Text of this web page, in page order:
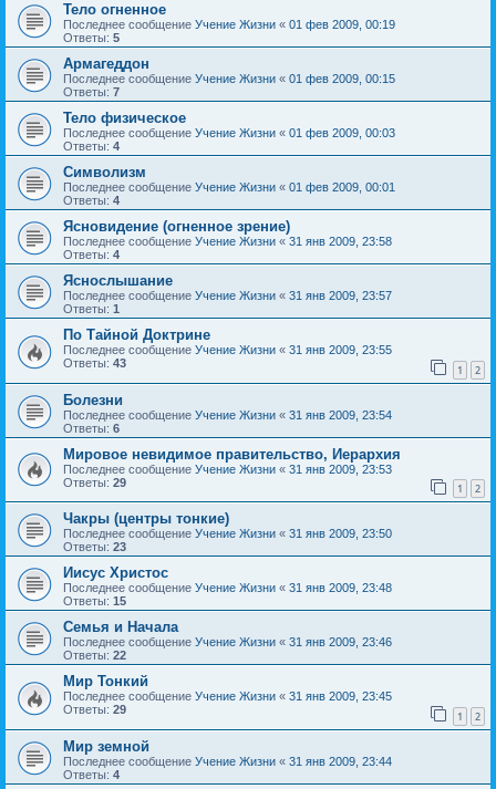
Тело огненное
Последнее сообщение Учение Жизни « 01 фев 2009, 00:19
Ответы: 5
Армагеддон
Последнее сообщение Учение Жизни « 01 фев 2009, 00:15
Ответы: 7
Тело физическое
Последнее сообщение Учение Жизни « 01 фев 2009, 00:03
Ответы: 4
Символизм
Последнее сообщение Учение Жизни « 01 фев 2009, 00:01
Ответы: 4
Ясновидение (огненное зрение)
Последнее сообщение Учение Жизни « 31 янв 2009, 23:58
Ответы: 4
Яснослышание
Последнее сообщение Учение Жизни « 31 янв 2009, 23:57
Ответы: 1
По Тайной Доктрине
Последнее сообщение Учение Жизни « 31 янв 2009, 23:55
Ответы: 43 1 2
Болезни
Последнее сообщение Учение Жизни « 31 янв 2009, 23:54
Ответы: 6
Мировое невидимое правительство, Иерархия
Последнее сообщение Учение Жизни « 31 янв 2009, 23:53
Ответы: 29 1 2
Чакры (центры тонкие)
Последнее сообщение Учение Жизни « 31 янв 2009, 23:50
Ответы: 23
Иисус Христос
Последнее сообщение Учение Жизни « 31 янв 2009, 23:48
Ответы: 15
Семья и Начала
Последнее сообщение Учение Жизни « 31 янв 2009, 23:46
Ответы: 22
Мир Тонкий
Последнее сообщение Учение Жизни « 31 янв 2009, 23:45
Ответы: 29 1 2
Мир земной
Последнее сообщение Учение Жизни « 31 янв 2009, 23:44
Ответы: 4